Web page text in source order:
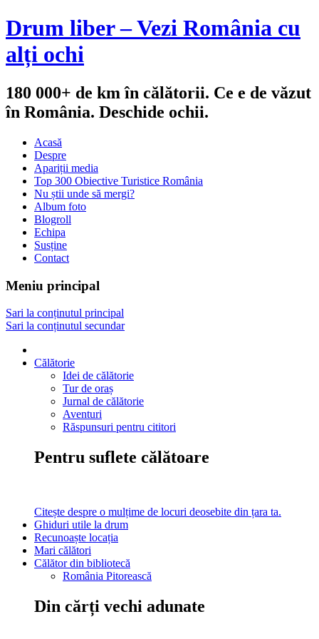
Drum liber – Vezi România cu
alți ochi
180 000+ de km în călătorii. Ce e de văzut
în România. Deschide ochii.
Acasă
Despre
Apariții media
Top 300 Obiective Turistice România
Nu știi unde să mergi?
Album foto
Blogroll
Echipa
Susține
Contact
Meniu principal
Sari la conținutul principal
Sari la conținutul secundar
Călătorie
Idei de călătorie
Tur de oraș
Jurnal de călătorie
Aventuri
Răspunsuri pentru cititori
Pentru suflete călătoare
Citește despre o mulțime de locuri deosebite din țara ta.
Ghiduri utile la drum
Recunoaște locația
Mari călători
Călător din bibliotecă
România Pitorească
Din cărți vechi adunate